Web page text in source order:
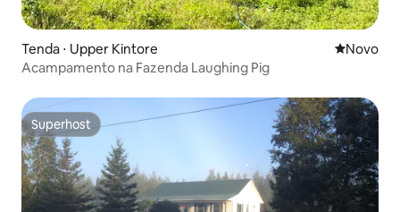
Tenda ⋅ Upper Kintore Novo
Novo
Acampamento na Fazenda Laughing Pig
Superhost
Superhost